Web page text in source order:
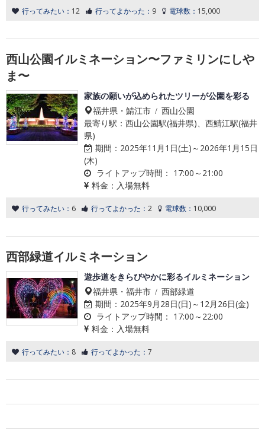
行ってみたい： 12 行ってよかった： 9 電球数： 15,000
西山公園イルミネーション〜ファミリンにしや
ま〜
家族の願いが込められたツリーが公園を彩る
福井県・鯖江市 / 西山公園
最寄り駅：西山公園駅(福井県)、西鯖江駅(福井
県)
期間： 2025年11月1日(土)～2026年1月15日
(木)
ライトアップ時間： 17:00～21:00
料金： 入場無料
行ってみたい： 6 行ってよかった： 2 電球数： 10,000
西部緑道イルミネーション
遊歩道をきらびやかに彩るイルミネーション
福井県・福井市 / 西部緑道
期間： 2025年9月28日(日)～12月26日(金)
ライトアップ時間： 17:00～22:00
料金： 入場無料
行ってみたい： 8 行ってよかった： 7